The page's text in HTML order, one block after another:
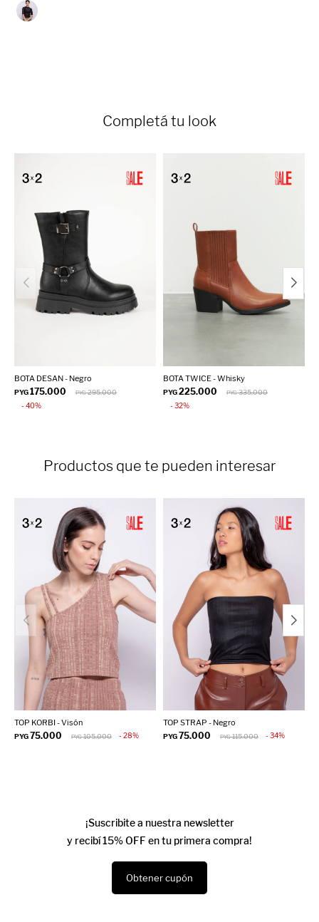
Completá tu look
BOTA DESAN - Negro
PYG175.000 PYG 295.000
40
BOTA TWICE - Whisky
PYG225.000 PYG 335.000
32
Productos que te pueden interesar
TOP KORBI - Visón
PYG75.000 PYG 105.000 28
TOP STRAP - Negro
PYG75.000 PYG 115.000 34
¡Suscribite a nuestra newsletter
y recibí 15% OFF en tu primera compra!
Obtener cupón